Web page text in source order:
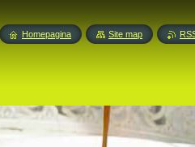
Homepagina Site map